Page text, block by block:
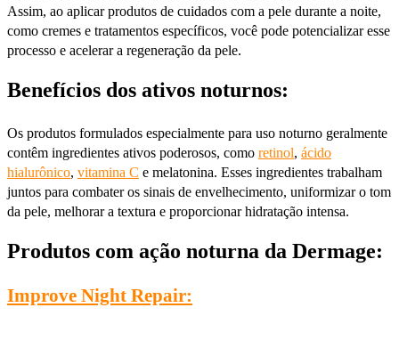
Assim, ao aplicar produtos de cuidados com a pele durante a noite,
como cremes e tratamentos específicos, você pode potencializar esse
processo e acelerar a regeneração da pele.
Benefícios dos ativos noturnos:
Os produtos formulados especialmente para uso noturno geralmente
contêm ingredientes ativos poderosos, como retinol, ácido
hialurônico, vitamina C e melatonina. Esses ingredientes trabalham
juntos para combater os sinais de envelhecimento, uniformizar o tom
da pele, melhorar a textura e proporcionar hidratação intensa.
Produtos com ação noturna da Dermage:
Improve Night Repair: